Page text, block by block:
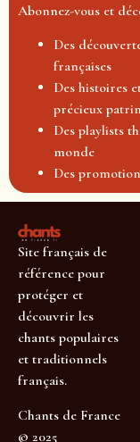
Abonnez-vous et
Des
françaises
Des histoires
précieux
Des playlists
monde
Des
Site français de
référence pour
protéger et
découvrir les
chants populaires
et traditionnels
français.
Chants de France
© 2025